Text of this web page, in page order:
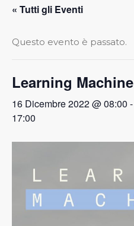
Funambolismo
Pubblicazioni
Multimedia
« Tutti gli Eventi
Questo evento è passato.
Learning Machine
16 Dicembre 2022 @ 08:00 -
17:00